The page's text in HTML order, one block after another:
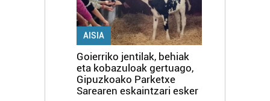
AISIA
Goierriko jentilak, behiak
eta kobazuloak gertuago,
Gipuzkoako Parketxe
Sarearen eskaintzari esker